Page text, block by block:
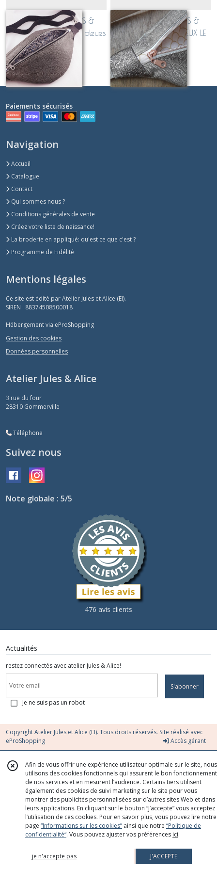
sac banane BUBBLES &
ROCKS acier / fleurs bleues
(JE VEUX LE MEME!!)
Sur demande
sac banane BUBBLES &
ROCKS Ficelle (JE VEUX LE
MEME!!)
Sur demande
Paiements sécurisés
Navigation
Accueil
Catalogue
Contact
Qui sommes nous ?
Conditions générales de vente
Créez votre liste de naissance!
La broderie en appliqué: qu'est ce que c'est ?
Programme de Fidélité
Mentions légales
Ce site est édité par Atelier Jules et Alice (EI).
SIREN : 88374508500018
Hébergement via eProShopping
Gestion des cookies
Données personnelles
Atelier Jules & Alice
3 rue du four
28310 Gommerville
Téléphone
Suivez nous
Note globale : 5/5
476 avis clients
Actualités
restez connectés avec atelier Jules & Alice!
S'abonner
Je ne suis pas un robot
Copyright Atelier Jules et Alice (EI). Tous droits réservés. Site réalisé avec
eProShopping
Accès gérant
Afin de vous offrir une expérience utilisateur optimale sur le site, nous
utilisons des cookies fonctionnels qui assurent le bon fonctionnement
de nos services et en mesurent l’audience. Certains tiers utilisent
également des cookies de suivi marketing sur le site pour vous
montrer des publicités personnalisées sur d’autres sites Web et dans
leurs applications. En cliquant sur le bouton “J’accepte” vous acceptez
l’utilisation de ces cookies. Pour en savoir plus, vous pouvez lire notre
page “Informations sur les cookies” ainsi que notre “Politique de
confidentialité“. Vous pouvez ajuster vos préférences ici.
je n'accepte pas J'ACCEPTE